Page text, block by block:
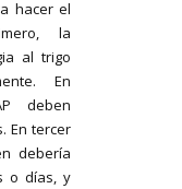
hacer el
la
al trigo
En
deben
En tercer
debería
o días, y